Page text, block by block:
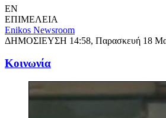
EN
ΕΠΙΜΕΛΕΙΑ
Enikos Newsroom
ΔΗΜΟΣΙΕΥΣΗ 14:58, Παρασκευή 18
Κοινωνία